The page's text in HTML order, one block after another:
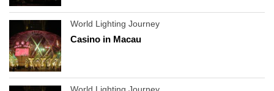
World Lighting Journey
Casino in Macau